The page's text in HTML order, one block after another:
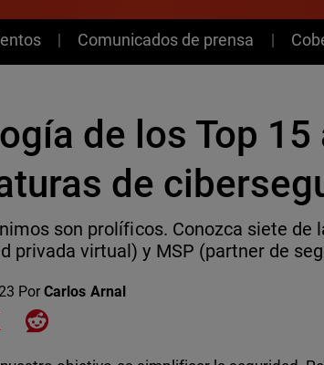
Comunicados de prensa
de los Top
de
son prolíficos. Conozca siete de
privada virtual) y MSP (partner de
PorCarlos Arnal
Facebook
Share on XShare on Reddit